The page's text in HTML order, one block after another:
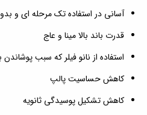
آسانی در استفاده تک مرحله ای و
قدرت باند بالا مینا و عاج
استفاده از نانو فیلر که سبب
کاهش حساسیت پالپ
کاهش تشکیل پوسیدگی ثانویه